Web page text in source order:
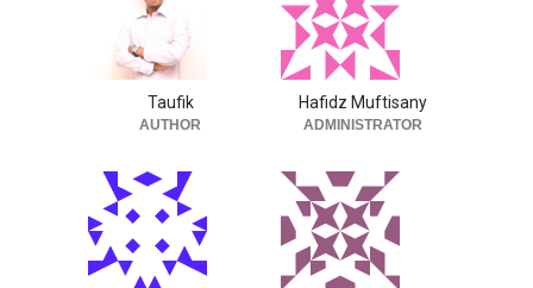
Taufik
AUTHOR
Hafidz Muftisany
ADMINISTRATOR